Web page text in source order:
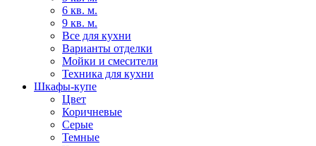
6 кв. м.
9 кв. м.
Все для кухни
Варианты отделки
Мойки и смесители
Техника для кухни
Шкафы-купе
Цвет
Коричневые
Серые
Темные